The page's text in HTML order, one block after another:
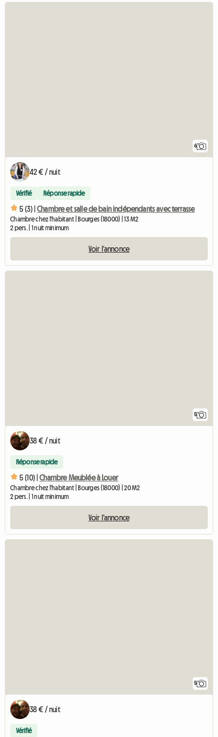
6
42 € / nuit
Vérifié Réponse rapide
5 (3) | Chambre et salle de bain indépendants avec terrasse
Chambre chez l'habitant | Bourges (18000) | 13 M2
2 pers. | 1 nuit minimum
Voir l'annonce
5
38 € / nuit
Réponse rapide
5 (10) | Chambre Meublée à Louer
Chambre chez l'habitant | Bourges (18000) | 20 M2
2 pers. | 1 nuit minimum
Voir l'annonce
5
38 € / nuit
Vérifié